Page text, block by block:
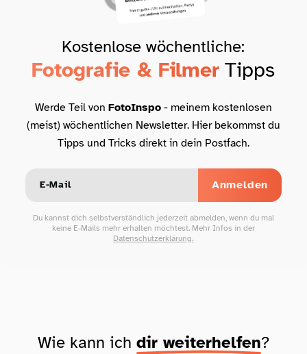
Kostenlose wöchentliche:
Fotografie & Filmer Tipps
Werde Teil von FotoInspo- meinem kostenlosen
(meist) wöchentlichen Newsletter. Hier bekommst du
Tipps und Tricks direkt in dein Postfach.
Anmelden
Du kannst dich selbstverständlich jederzeit abmelden, wenn du mal
keine E-Mails mehr erhalten möchtest. Mehr Infos in der
Datenschutzerklärung.
Wie kann ich dir weiterhelfen?